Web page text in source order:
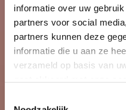
informatie over uw
partners voor social
partners kunnen deze
informatie die u aan ze
verzameld op basis van